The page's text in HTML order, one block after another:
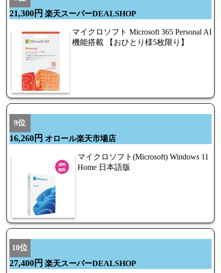
21,300円 楽天スーパーDEALSHOP
マイクロソフト Microsoft 365 Personal AI
機能搭載 【おひとり様5枚限り】
9位
16,260円 オロール楽天市場店
マイクロソフト(Microsoft) Windows 11
Home 日本語版
10位
27,400円 楽天スーパーDEALSHOP